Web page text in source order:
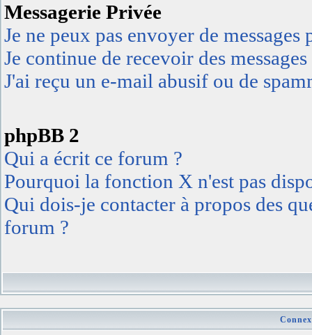
Messagerie Privée
Je ne peux pas envoyer de messages
Je continue de recevoir des
J'ai reçu un e-mail abusif ou de
phpBB 2
Qui a écrit ce forum ?
Pourquoi la fonction X n'est pas
Qui dois-je contacter à propos des
forum ?